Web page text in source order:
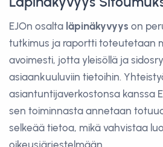
EJOn osalta läpinäkyvyys on
tutkimus ja raportti toteutetaan
avoimesti, jotta yleisöllä ja
asiaankuuluviin tietoihin.
asiantuntijaverkostonsa kanssa
sen toiminnasta annetaan
selkeää tietoa, mikä vahvistaa
oikeusjärjestelmään.